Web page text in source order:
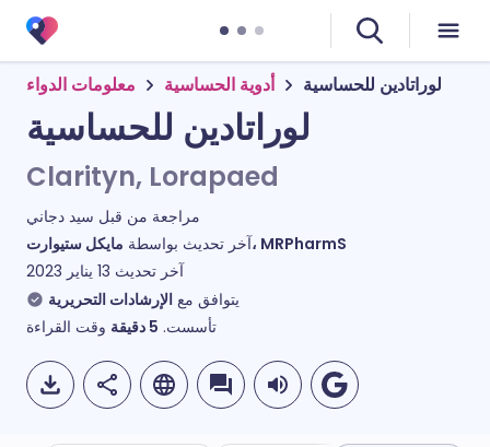
معلومات الدواء أدوية الحساسية لوراتادين للحساسية
لوراتادين للحساسية
Clarityn, Lorapaed
مراجعة من قبل سيد دجاني
آخر تحديث بواسطةمايكل ستيوارت، MRPharmS
آخر تحديث 13 يناير 2023
يتوافق مع الإرشادات التحريرية
تأسست. 5 دقيقة وقت القراءة